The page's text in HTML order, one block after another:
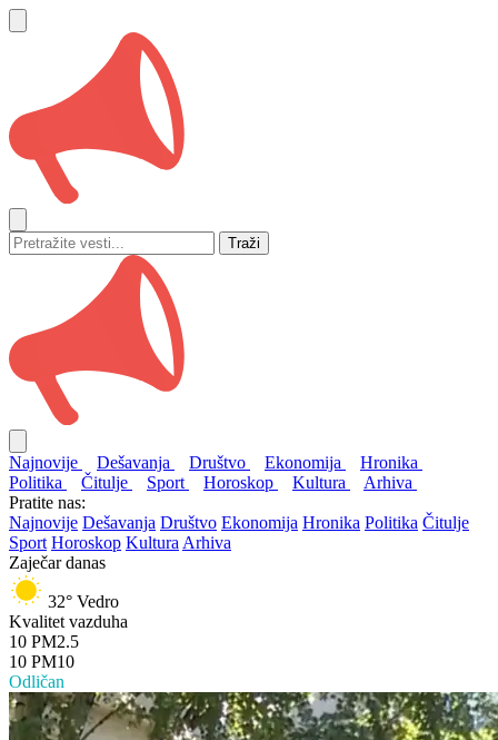
Traži
Najnovije Dešavanja Društvo Ekonomija
Hronika
Politika
Čitulje Sport Horoskop Kultura
Arhiva
Pratite nas:
Najnovije Dešavanja Društvo Ekonomija Hronika Politika Čitulje
Sport Horoskop Kultura Arhiva
Zaječar danas
32° Vedro
Kvalitet vazduha
10 PM2.5
10 PM10
Odličan